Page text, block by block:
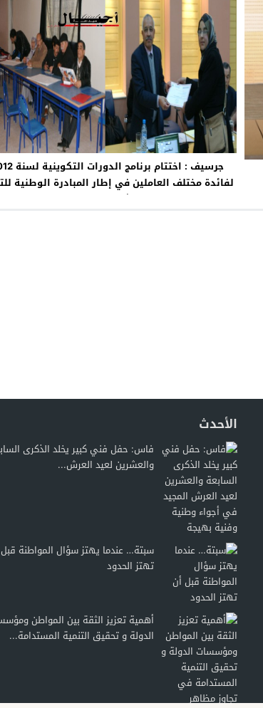
جرسيف : اختتام برنامج
لفائدة مختلف العاملين في إطار المبادرة الوطنية
البشرية بالإقليم
الأحدث
فاس: حفل فني كبير يخلد الذكرى
والعشرين لعيد العرش...
سبتة… عندما يهتز سؤال المواطنة
تهتز الحدود
أهمية تعزيز الثقة بين المواطن
الدولة و تحقيق التنمية المستدامة...